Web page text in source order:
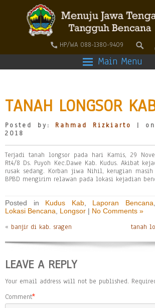
HP/WA 088-1380-9409
Main Menu
TANAH LONGSOR
Posted by: Rahmad Rizkiarto
| on
2018
Terjadi tanah longsor pada hari Kamis, 29
Rt4/8 Ds. Puyoh Kec.Dawe Kab. Kudus. Akibat
rusak sedang. Korban jiwa Nihil, kerugian
BPBD mengirim relawan pada lokasi kejadian
Posted in Kudus Kab, Laporan Bencana
Lokasi Bencana
Longsor | No Comments »
« banjir di kab. sragen tanah
LEAVE A REPLY
Your email address will not be published.
Comment*